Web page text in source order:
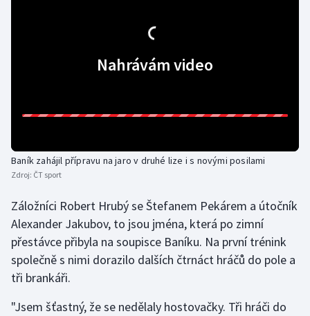
Jezdectví
Krasobruslení
Lezení
Nahrávám video
Baník zahájil přípravu na jaro v druhé lize i s novými posilami
Zdroj: ČT sport
Záložníci Robert Hrubý se Štefanem Pekárem a útočník
Alexander Jakubov, to jsou jména, která po zimní
přestávce přibyla na soupisce Baníku. Na první trénink
společně s nimi dorazilo dalších čtrnáct hráčů do pole a
tři brankáři.
"Jsem šťastný, že se nedělaly hostovačky. Tři hráči do